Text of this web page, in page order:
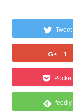
Tweet
+1
Pocket
feedly